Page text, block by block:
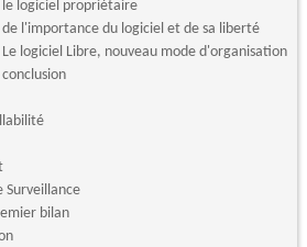
logiciel propriétaire
l'importance du logiciel et de sa liberté
logiciel Libre, nouveau mode d'organisation
Surveillance
bilan